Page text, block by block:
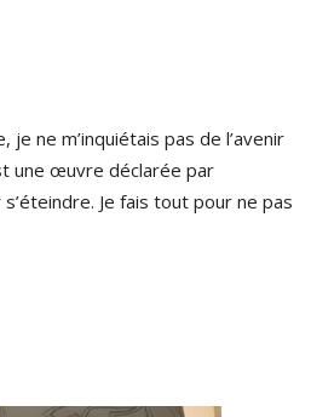
je ne m’inquiétais pas de l’avenir
une œuvre déclarée par
Je fais tout pour ne pas